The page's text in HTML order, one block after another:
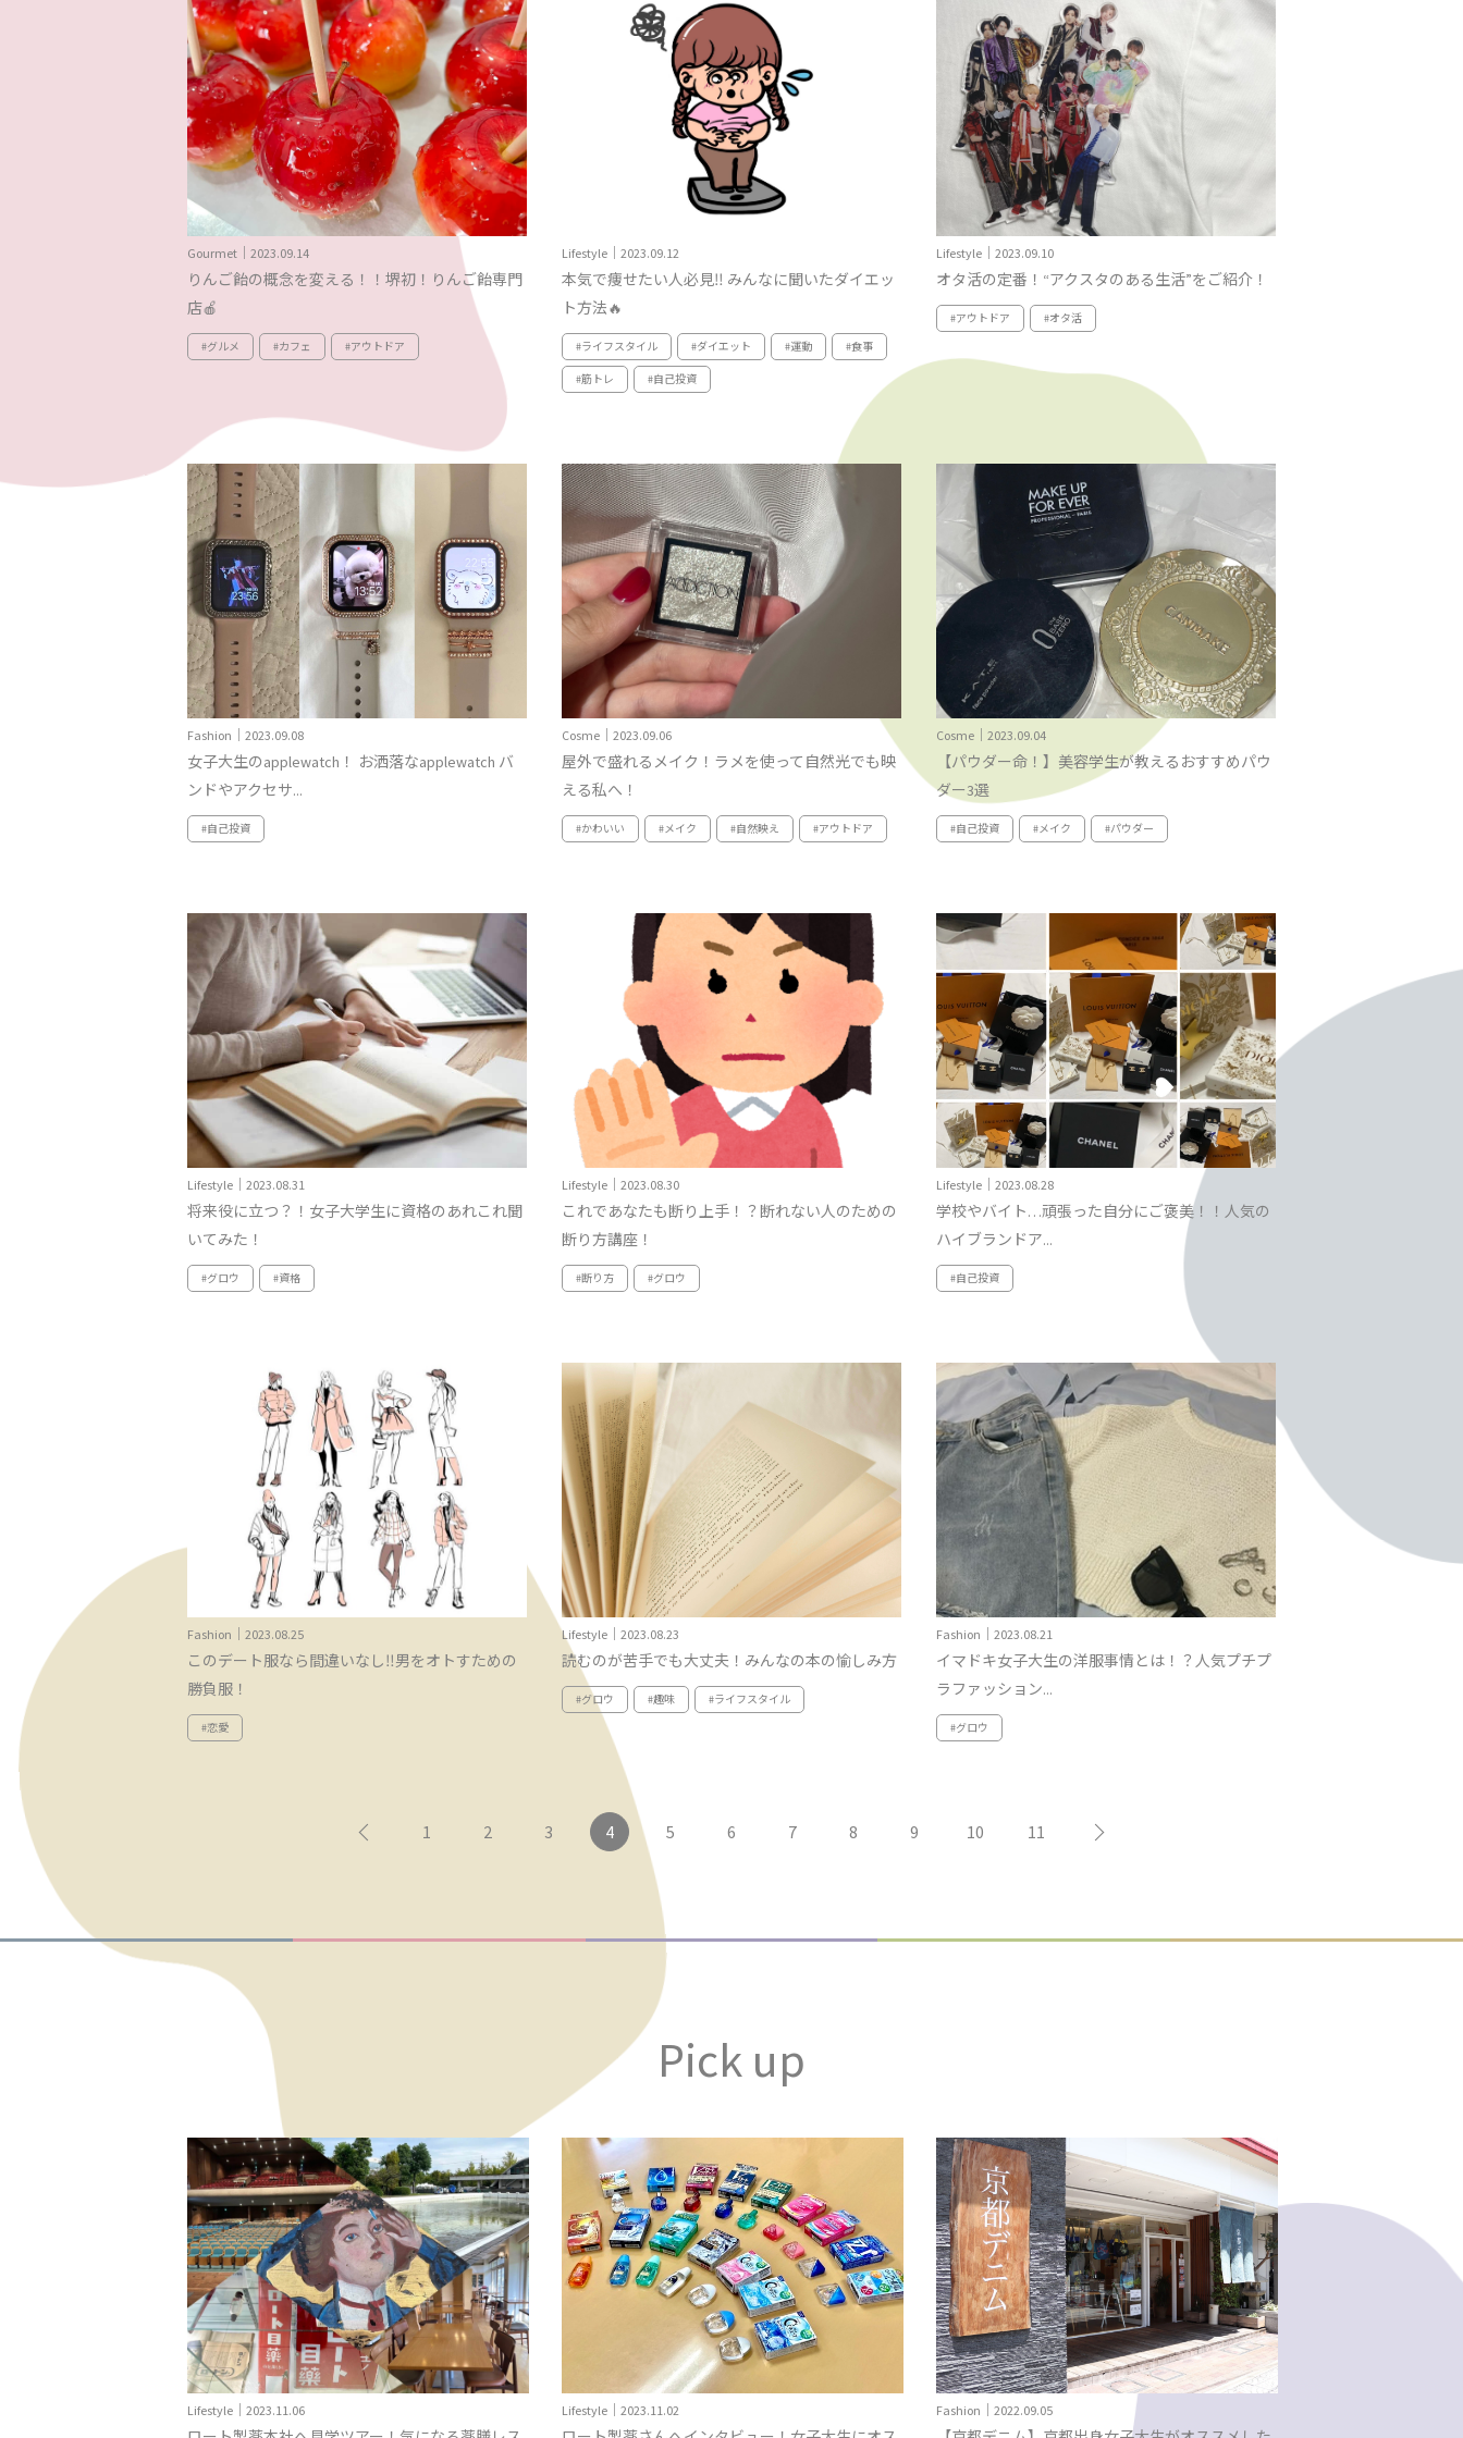
Gourmet｜2023.09.14
りんご飴の概念を変える！！堺初！りんご飴専門
店🍎
#グルメ #カフェ #アウトドア
Lifestyle｜2023.09.12
本気で痩せたい人必見‼ みんなに聞いたダイエッ
ト方法🔥
#ライフスタイル #ダイエット #運動 #食事
#筋トレ #自己投資
Lifestyle｜2023.09.10
オタ活の定番！“アクスタのある生活”をご紹介！
#アウトドア #オタ活
Fashion｜2023.09.08
女子大生のapplewatch！ お洒落なapplewatch バ
ンドやアクセサ...
#自己投資
Cosme｜2023.09.06
屋外で盛れるメイク！ラメを使って自然光でも映
える私へ！
#かわいい #メイク #自然映え #アウトドア
Cosme｜2023.09.04
【パウダー命！】美容学生が教えるおすすめパウ
ダー3選
#自己投資 #メイク #パウダー
Lifestyle｜2023.08.31
将来役に立つ？！女子大学生に資格のあれこれ聞
いてみた！
#グロウ #資格
Lifestyle｜2023.08.30
これであなたも断り上手！？断れない人のための
断り方講座！
#断り方 #グロウ
Lifestyle｜2023.08.28
学校やバイト…頑張った自分にご褒美！！人気の
ハイブランドア...
#自己投資
Fashion｜2023.08.25
このデート服なら間違いなし‼︎男をオトすための
勝負服！
#恋愛
Lifestyle｜2023.08.23
読むのが苦手でも大丈夫！みんなの本の愉しみ方
#グロウ #趣味 #ライフスタイル
Fashion｜2023.08.21
イマドキ女子大生の洋服事情とは！？人気プチプ
ラファッション...
#グロウ
1 2 3 4 5 6 7 8 9 10 11
Pick up
Lifestyle｜2023.11.02 Fashion｜2022.09.05 Fashion｜2022.09.15